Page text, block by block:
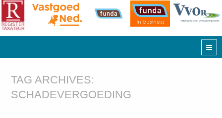
TAG ARCHIVES:
SCHADEVERGOEDING